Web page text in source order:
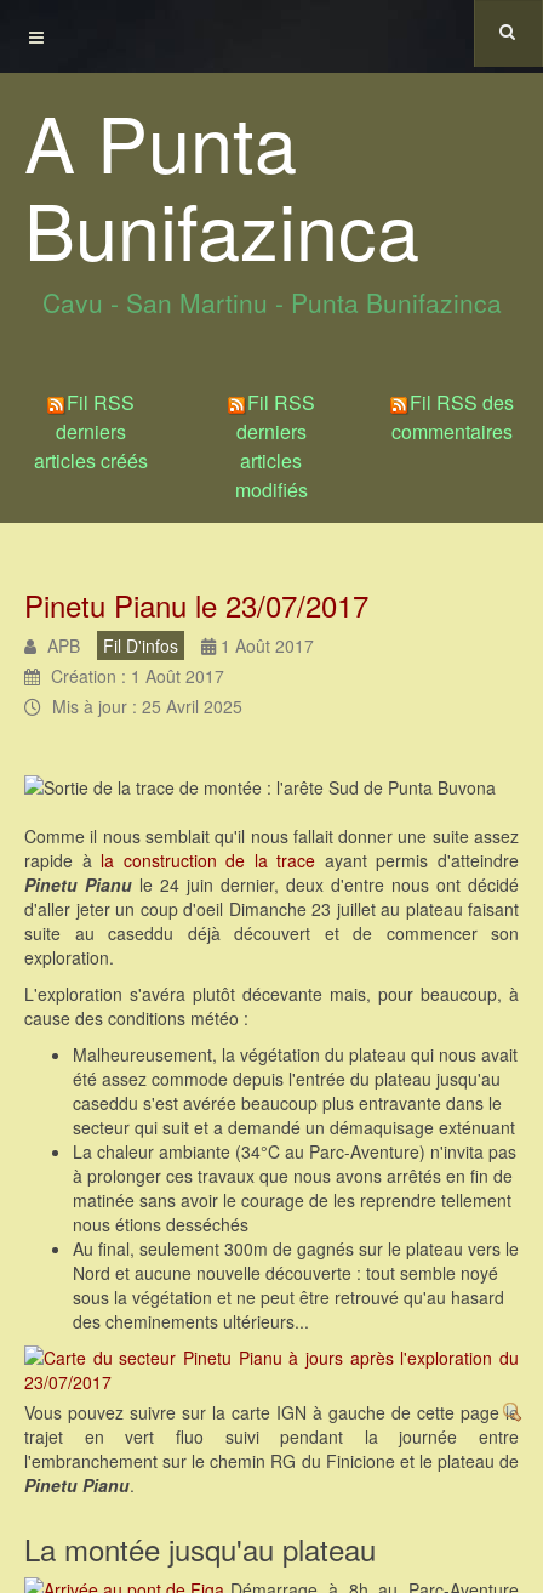
A Punta
Bunifazinca
Cavu - San Martinu - Punta Bunifazinca
Fil RSS
derniers
articles créés
Fil RSS
derniers
articles
modifiés
Fil RSS des
commentaires
Pinetu Pianu le 23/07/2017
APB Fil D'infos
1 Août 2017
Création : 1 Août 2017
Mis à jour : 25 Avril 2025
Comme il nous semblait qu'il nous fallait donner une suite assez
rapide à la construction de la trace ayant permis d'atteindre
Pinetu Pianu le 24 juin dernier, deux d'entre nous ont décidé
d'aller jeter un coup d'oeil Dimanche 23 juillet au plateau faisant
suite au caseddu déjà découvert et de commencer son
exploration.
L'exploration s'avéra plutôt décevante mais, pour beaucoup, à
cause des conditions météo :
Malheureusement, la végétation du plateau qui nous avait
été assez commode depuis l'entrée du plateau jusqu'au
caseddu s'est avérée beaucoup plus entravante dans le
secteur qui suit et a demandé un démaquisage exténuant
La chaleur ambiante (34°C au Parc-Aventure) n'invita pas
à prolonger ces travaux que nous avons arrêtés en fin de
matinée sans avoir le courage de les reprendre tellement
nous étions desséchés
Au final, seulement 300m de gagnés sur le plateau vers le
Nord et aucune nouvelle découverte : tout semble noyé
sous la végétation et ne peut être retrouvé qu'au hasard
des cheminements ultérieurs...
Vous pouvez suivre sur la carte IGN à gauche de cette page le
trajet en vert fluo suivi pendant la journée entre
l'embranchement sur le chemin RG du Finicione et le plateau de
Pinetu Pianu.
La montée jusqu'au plateau